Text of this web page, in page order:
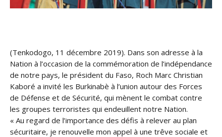
(Tenkodogo, 11 décembre 2019). Dans son adresse à la
Nation à l’occasion de la commémoration de l’indépendance
de notre pays, le président du Faso, Roch Marc Christian
Kaboré a invité les Burkinabè à l’union autour des Forces
de Défense et de Sécurité, qui mènent le combat contre
les groupes terroristes qui endeuillent notre Nation.
« Au regard de l’importance des défis à relever au plan
sécuritaire, je renouvelle mon appel à une trêve sociale et